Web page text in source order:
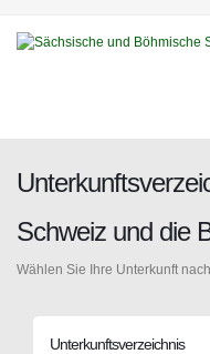
Schweiz und die
Wählen Sie Ihre Unterkunft
Unterkunftsverzeichnis